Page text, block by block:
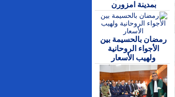
بمدينة امزورن
رمضان بالحسيمة بين
الأجواء الروحانية
ولهيب الأسعار